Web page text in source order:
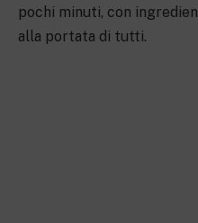
pochi minuti, con
alla portata di tutti.